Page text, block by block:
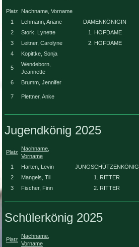
Platz Nachname, Vorname
1
Lehmann, Ariane DAMENKÖNIGIN
2
Stork, Lynette 1. HOFDAME
3
Leitner, Carolyne 2. HOFDAME
4
Kopittke, Sonja
5
Wendeborn,
Jeannette
6 Brumm, Jennifer
7 Plettner, Anke
Jugendkönig 2025
Platz
Nachname,
Vorname
1 Harten, Levin
JUNGSCHÜTZENKÖNIG
2
Mangels, Til
1. RITTER
3
Fischer, Finn 2. RITTER
Schülerkönig 2025
Platz
Nachname,
Vorname